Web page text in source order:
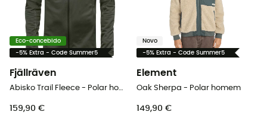
Eco-concebido
-5% Extra - Code Summer5
Fjällräven
Abisko Trail Fleece - Polar homem
159,90 €
Novo
-5% Extra - Code Summer5
Element
Oak Sherpa - Polar homem
149,90 €